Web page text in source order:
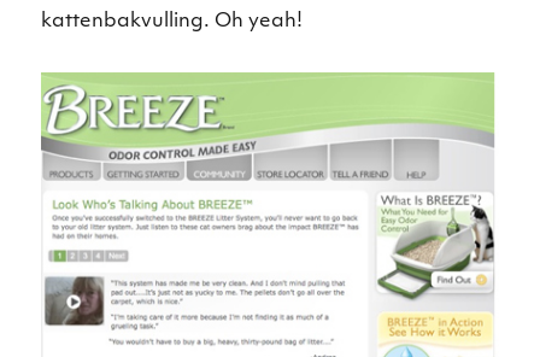
kattenbakvulling. Oh yeah!